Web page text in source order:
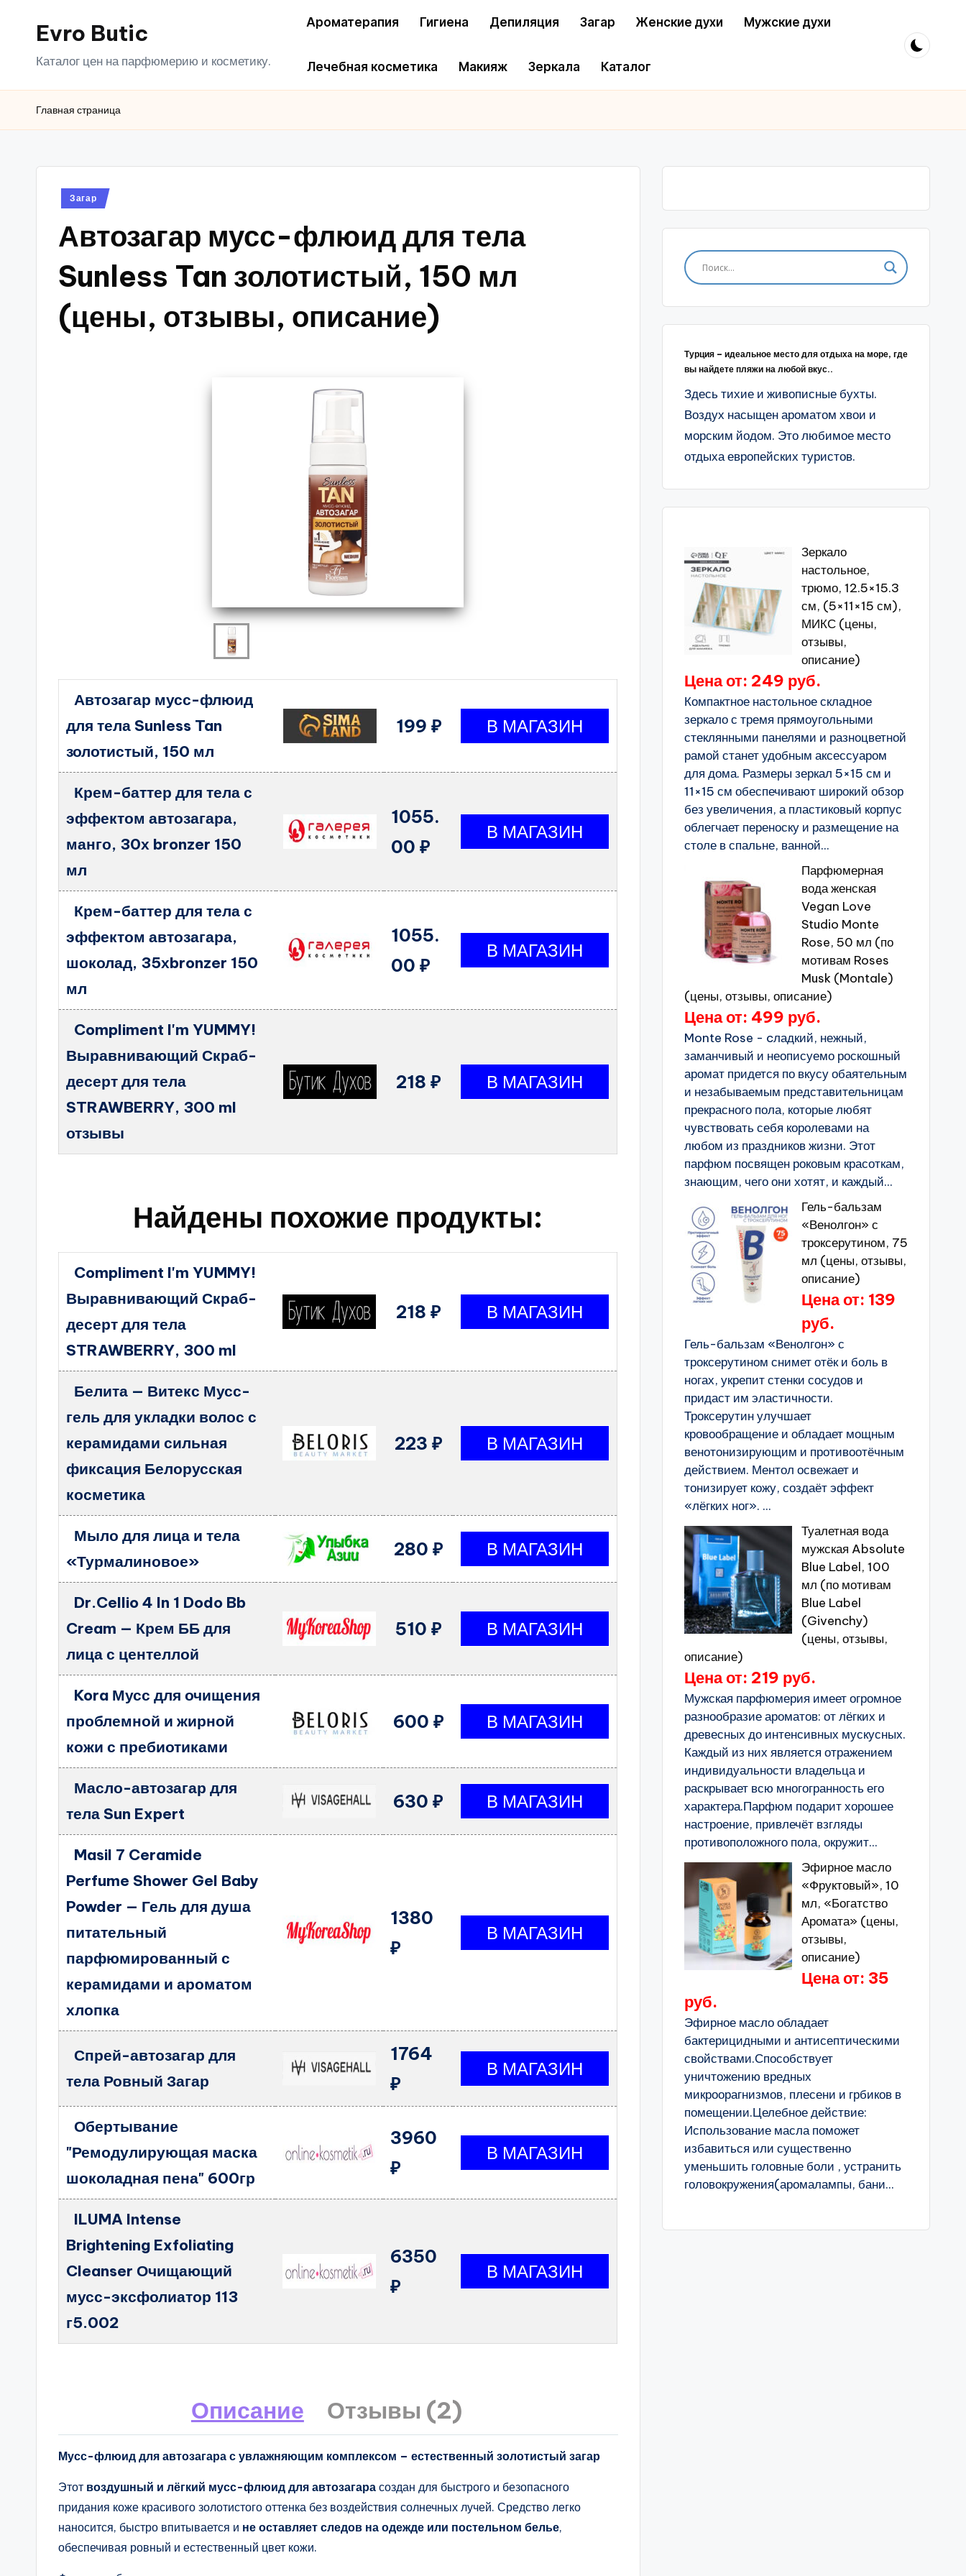
ПерейтиEvro Butic
Каталог цен на парфюмерию и косметику.
Ароматерапия Гигиена Депиляция Загар Женские духи Мужские духи
Лечебная косметика Макияж Зеркала Каталог
Главная страница
Опубликовано
Загар
Автозагар мусс-флюид для тела
Sunless Tan золотистый, 150 мл
(цены, отзывы, описание)
Автозагар мусс-флюид
для тела Sunless Tan
золотистый, 150 мл
199 ₽
Крем-баттер для тела с
эффектом автозагара,
манго, 30х bronzer 150
мл
1055.
00 ₽
Крем-баттер для тела с
эффектом автозагара,
шоколад, 35хbronzer 150
мл
1055.
00 ₽
Compliment I'm YUMMY!
Выравнивающий Скраб-
десерт для тела
STRAWBERRY, 300 ml
отзывы
218 ₽
Найдены похожие продукты:
Compliment I'm YUMMY!
Выравнивающий Скраб-
десерт для тела
STRAWBERRY, 300 ml
218 ₽
Белита — Витекс Мусс-
гель для укладки волос с
керамидами сильная
фиксация Белорусская
косметика
223 ₽
Мыло для лица и тела
«Турмалиновое»
280 ₽
Dr.Cellio 4 In 1 Dodo Bb
Cream — Крем ББ для
лица с центеллой
510 ₽
Kora Мусс для очищения
проблемной и жирной
кожи с пребиотиками
600 ₽
Масло-автозагар для
тела Sun Expert
630 ₽
Masil 7 Ceramide
Perfume Shower Gel Baby
Powder — Гель для душа
питательный
парфюмированный с
керамидами и ароматом
хлопка
1380
₽
Спрей-автозагар для
тела Ровный Загар
1764
₽
Обертывание
"Ремодулирующая маска
шоколадная пена" 600гр
3960
₽
ILUMA Intense
Brightening Exfoliating
Cleanser Очищающий
мусс-эксфолиатор 113
г5.002
6350
₽
Описание Отзывы (2)
Мусс-флюид для автозагара с увлажняющим комплексом – естественный золотистый загар
Этот воздушный и лёгкий мусс-флюид для автозагара создан для быстрого и безопасного
придания коже красивого золотистого оттенка без воздействия солнечных лучей. Средство легко
наносится, быстро впитывается и не оставляет следов на одежде или постельном белье,
обеспечивая ровный и естественный цвет кожи.
Турция – идеальное место для отдыха на море, где
вы найдете пляжи на любой вкус..
Здесь тихие и живописные бухты.
Воздух насыщен ароматом хвои и
морским йодом. Это любимое место
отдыха европейских туристов.
Зеркало
настольное,
трюмо, 12.5×15.3
см, (5×11×15 см),
МИКС (цены,
отзывы,
описание)
Цена от: 249 руб.
Компактное настольное складное
зеркало с тремя прямоугольными
стеклянными панелями и разноцветной
рамой станет удобным аксессуаром
для дома. Размеры зеркал 5×15 см и
11×15 см обеспечивают широкий обзор
без увеличения, а пластиковый корпус
облегчает переноску и размещение на
столе в спальне, ванной...
Парфюмерная
вода женская
Vegan Love
Studio Monte
Rose, 50 мл (по
мотивам Roses
Musk (Montale)
(цены, отзывы, описание)
Цена от: 499 руб.
Monte Rose - cладкий, нежный,
заманчивый и неописуемо роскошный
аромат придется по вкусу обаятельным
и незабываемым представительницам
прекрасного пола, которые любят
чувствовать себя королевами на
любом из праздников жизни. Этот
парфюм посвящен роковым красоткам,
знающим, чего они хотят, и каждый...
Гель-бальзам
«Венолгон» с
троксерутином, 75
мл (цены, отзывы,
описание)
Цена от: 139
руб.
Гель-бальзам «Венолгон» с
троксерутином снимет отёк и боль в
ногах, укрепит стенки сосудов и
придаст им эластичности.
Троксерутин улучшает
кровообращение и обладает мощным
венотонизирующим и противоотёчным
действием. Ментол освежает и
тонизирует кожу, создаёт эффект
«лёгких ног». ...
Туалетная вода
мужская Absolute
Blue Label, 100
мл (по мотивам
Blue Label
(Givenchy)
(цены, отзывы,
описание)
Цена от: 219 руб.
Мужская парфюмерия имеет огромное
разнообразие ароматов: от лёгких и
древесных до интенсивных мускусных.
Каждый из них является отражением
индивидуальности владельца и
раскрывает всю многогранность его
характера.Парфюм подарит хорошее
настроение, привлечёт взгляды
противоположного пола, окружит...
Эфирное масло
«Фруктовый», 10
мл, «Богатство
Аромата» (цены,
отзывы,
описание)
Цена от: 35
руб.
Эфирное масло обладает
бактерицидными и антисептическими
свойствами.Способствует
уничтожению вредных
микроорагнизмов, плесени и грбиков в
помещении.Целебное действие:
Использование масла поможет
избавиться или существенно
уменьшить головные боли , устранить
головокружения(аромалампы, бани...